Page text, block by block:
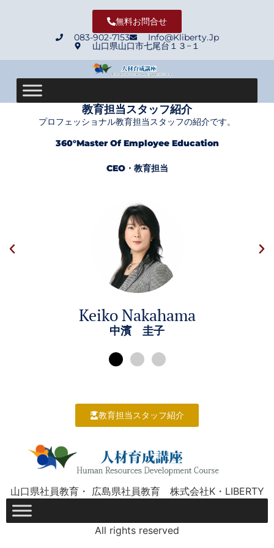
083-902-7153 Info@Kliberty.Jp
山口県山口市七尾台１３−１
無料お問合せ
教育担当スタッフ紹介
プロフェッショナル教育担当スタッフの紹介です。
360°Master Of Employee Education
CEO・教育担当
Keiko Nakahama
中濱 圭子
教育担当スタッフ紹介
山口県社員教育・ 広島県社員教育 株式会社K・LIBERTY
All rights reserved